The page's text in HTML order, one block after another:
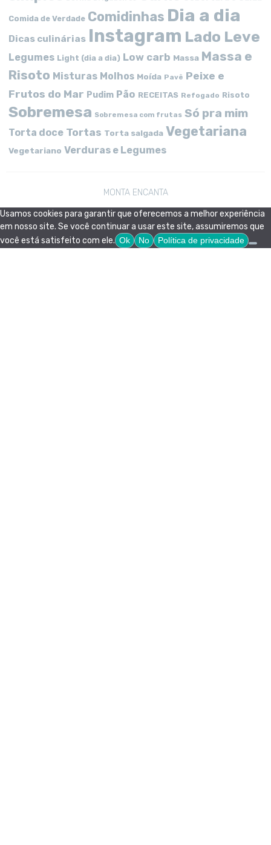
Comida de Verdade Comidinhas Dia a dia
Dicas culinárias Instagram Lado Leve
Legumes Light (dia a dia) Low carb Massa Massa e
Risoto Misturas Molhos Moída Pavê Peixe e
Frutos do Mar Pudim Pão RECEITAS Refogado Risoto
Sobremesa Sobremesa com frutas Só pra mim
Torta doce Tortas Torta salgada Vegetariana
Vegetariano Verduras e Legumes
MONTA ENCANTA
Usamos cookies para garantir que oferecemos a melhor experiência
em nosso site. Se você continuar a usar este site, assumiremos que
você está satisfeito com ele. Ok No Política de privacidade